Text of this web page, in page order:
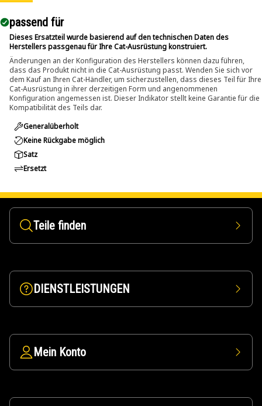
passend für​
Dieses Ersatzteil wurde basierend auf den technischen Daten des
Herstellers passgenau für Ihre Cat-Ausrüstung konstruiert.
Änderungen an der Konfiguration des Herstellers können dazu führen,
dass das Produkt nicht in die Cat-Ausrüstung passt. Wenden Sie sich vor
dem Kauf an Ihren Cat-Händler, um sicherzustellen, dass dieses Teil für Ihre
Cat-Ausrüstung in ihrer derzeitigen Form und angenommenen
Konfiguration angemessen ist. Dieser Indikator stellt keine Garantie für die
Kompatibilität des Teils dar.
Generalüberholt
Keine Rückgabe möglich
Satz
Ersetzt
Teile finden
DIENSTLEISTUNGEN
Mein Konto